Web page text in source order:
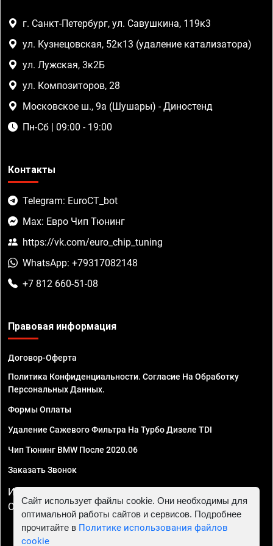
г. Санкт-Петербург, ул. Савушкина, 119к3
ул. Кузнецовская, 52к13 (удаление катализатора)
ул. Лужская, 3к2Б
ул. Композиторов, 28
Московское ш., 9а (Шушары) - Диностенд
Пн-Сб | 09:00 - 19:00
Контакты
Telegram: EuroCT_bot
Max: Евро Чип Тюнинг
https://vk.com/euro_chip_tuning
WhatsApp: +79317082148
+7 812 660-51-08
Правовая информация
Договор-Оферта
Политика Конфиденциальности. Согласие На Обработку
Персональных Данных.
Формы Оплаты
Удаление Сажевого Фильтра На Турбо Дизеле TDI
Чип Тюнинг BMW После 2020.06
Заказать Звонок
ИП Смирнов Георгий Павлович. ИНН 781302555843,
ОГРНИП 324470400032610
Сайт использует файлы cookie. Они необходимы для
оптимальной работы сайтов и сервисов. Подробнее
прочитайте в Политике использования файлов
cookie